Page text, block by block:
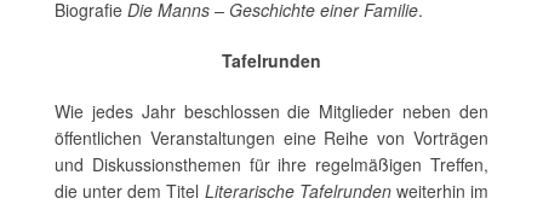
Biografie Die Manns – Geschichte einer Familie.
Tafelrunden
Wie jedes Jahr beschlossen die Mitglieder neben den
öffentlichen Veranstaltungen eine Reihe von Vorträgen
und Diskussionsthemen für ihre regelmäßigen Treffen,
die unter dem Titel Literarische Tafelrundenweiterhin im